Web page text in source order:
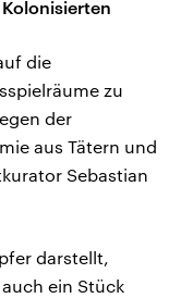
die
zu
der
aus Tätern und
Sebastian
darstellt,
ein Stück